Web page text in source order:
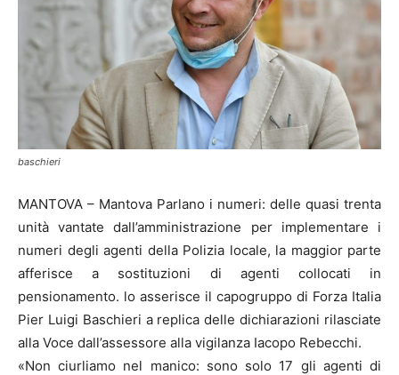
baschieri
MANTOVA – Mantova Parlano i numeri: delle quasi trenta
unità vantate dall’amministrazione per implementare i
numeri degli agenti della Polizia locale, la maggior parte
afferisce a sostituzioni di agenti collocati in
pensionamento. lo asserisce il capogruppo di Forza Italia
Pier Luigi Baschieri a replica delle dichiarazioni rilasciate
alla Voce dall’assessore alla vigilanza Iacopo Rebecchi.
«Non ciurliamo nel manico: sono solo 17 gli agenti di